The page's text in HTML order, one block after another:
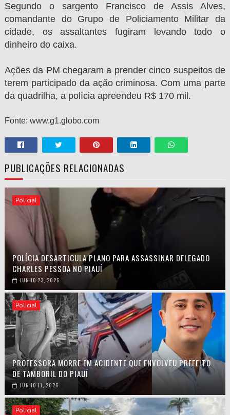
Segundo o sargento Francisco de Assis Alves,
comandante do Grupo de Policiamento Militar da
cidade, os assaltantes fugiram levando todo o
dinheiro do caixa.
Ações da PM chegaram a prender cinco suspeitos de
terem participado da ação criminosa. Com uma parte
da quadrilha, a polícia apreendeu R$ 170 mil.
Fonte: www.g1.globo.com
PUBLICAÇÕES RELACIONADAS
Policial
POLÍCIA DESARTICULA PLANO PARA ASSASSINAR DELEGADO
CHARLES PESSOA NO PIAUÍ
JUNHO 23, 2026
Policial
PROFESSORA MORRE EM ACIDENTE QUE ENVOLVEU PREFEITO
DE TAMBORIL DO PIAUÍ
JUNHO 11, 2026
Policial